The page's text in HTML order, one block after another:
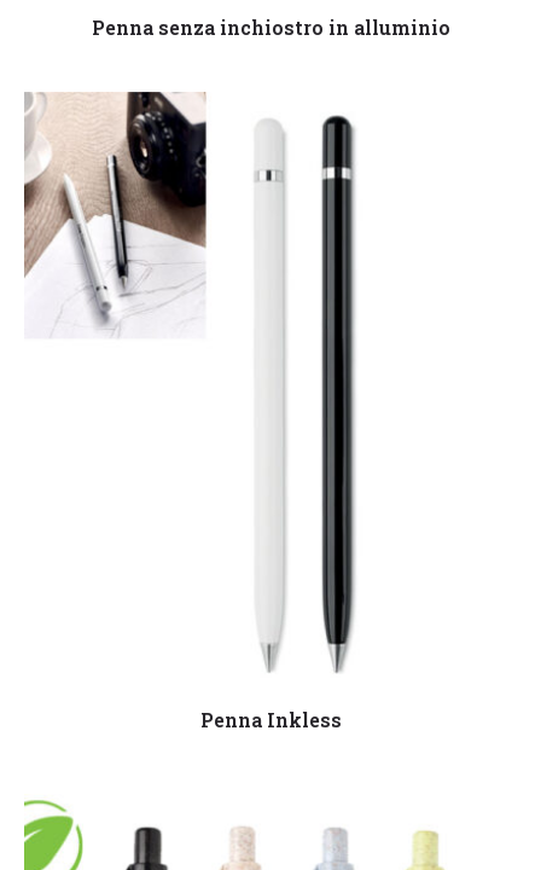
Leggi tutto
Penna senza inchiostro in alluminio
Leggi tutto
Penna Inkless